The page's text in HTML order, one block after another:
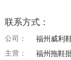
联系方式：
公司： 福州威利
主营：
福州拖鞋